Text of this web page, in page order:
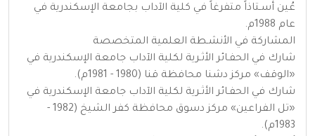
عُين أسـتاذاً متفرغاً في كلية الآداب بجامعة الإسكندرية في
عام 1988م.
المشاركة في الأنشـطة العلمية المتخصصة
شارك في الحفـائر الأثـرية لكلية الآداب جامعة الإسكندرية في
«الوقف» مركز دشنا محافظة قنا (1980 - 1981م).
شارك في الحفـائر الأثـرية لكلية الآداب جامعة الإسكندرية في
«تل الفراعين» مركز دسوق محافظة كفر الشيخ (1982 -
1983م).